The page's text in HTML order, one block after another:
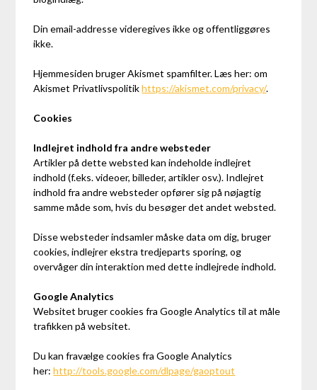
Din email-addresse videregives ikke og offentliggøres
ikke.
Hjemmesiden bruger Akismet spamfilter. Læs her: om
Akismet Privatlivspolitikhttps://akismet.com/privacy/.
Cookies
Indlejret indhold fra andre websteder
Artikler på dette websted kan indeholde indlejret
indhold (f.eks. videoer, billeder, artikler osv.). Indlejret
indhold fra andre websteder opfører sig på nøjagtig
samme måde som, hvis du besøger det andet websted.
Disse websteder indsamler måske data om dig, bruger
cookies, indlejrer ekstra tredjeparts sporing, og
overvåger din interaktion med dette indlejrede indhold.
Google Analytics
Websitet bruger cookies fra Google Analytics til at måle
trafikken på websitet.
Du kan fravælge cookies fra Google Analytics
her:http://tools.google.com/dlpage/gaoptout